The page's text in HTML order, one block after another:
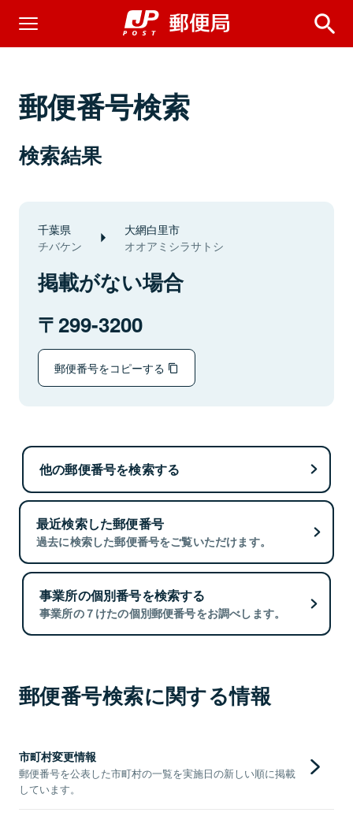
郵便番号検索
検索結果
千葉県
チバケン
大網白里市
オオアミシラサトシ
掲載がない場合
299-3200
郵便番号をコピーする
他の郵便番号を検索する
最近検索した郵便番号
過去に検索した郵便番号をご覧いただけます。
事業所の個別番号を検索する
事業所の７けたの個別郵便番号をお調べします。
郵便番号検索に関する情報
市町村変更情報
郵便番号を公表した市町村の一覧を実施日の新しい順に掲載
しています。